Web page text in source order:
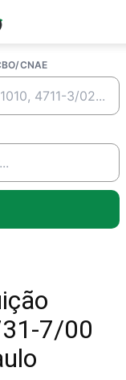
CNAE
7/00